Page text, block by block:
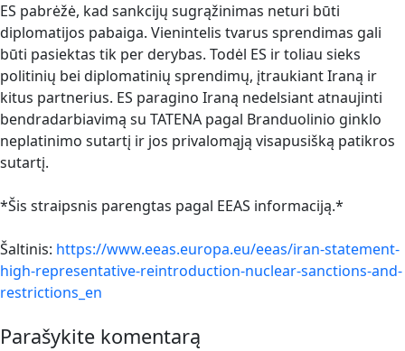
ES pabrėžė, kad sankcijų sugrąžinimas neturi būti
diplomatijos pabaiga. Vienintelis tvarus sprendimas gali
būti pasiektas tik per derybas. Todėl ES ir toliau sieks
politinių bei diplomatinių sprendimų, įtraukiant Iraną ir
kitus partnerius. ES paragino Iraną nedelsiant atnaujinti
bendradarbiavimą su TATENA pagal Branduolinio ginklo
neplatinimo sutartį ir jos privalomąją visapusišką patikros
sutartį.
*Šis straipsnis parengtas pagal EEAS informaciją.*
Šaltinis: https://www.eeas.europa.eu/eeas/iran-statement-
high-representative-reintroduction-nuclear-sanctions-and-
restrictions_en
Parašykite komentarą